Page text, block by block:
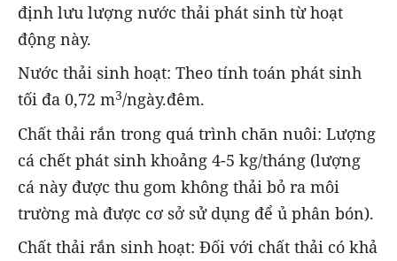
định lưu lượng nước thải phát sinh từ hoạt
động này.
Nước thải sinh hoạt: Theo tính toán phát sinh
tối đa 0,72 m3/ngày.đêm.
Chất thải rắn trong quá trình chăn nuôi: Lượng
cá chết phát sinh khoảng 4-5 kg/tháng (lượng
cá này được thu gom không thải bỏ ra môi
trường mà được cơ sở sử dụng để ủ phân bón).
Chất thải rắn sinh hoạt: Đối với chất thải có khả